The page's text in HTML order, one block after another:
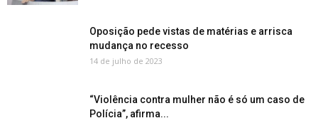
Oposição pede vistas de matérias e arrisca
mudança no recesso
14 de julho de 2023
“Violência contra mulher não é só um caso de
Polícia”, afirma...